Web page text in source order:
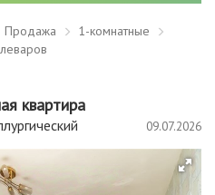
Продажа
1-комнатные
квартира
09.07.2026